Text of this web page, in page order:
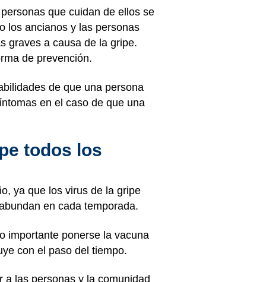
que cuidan de ellos se
los ancianos y las personas
graves a causa de la gripe.
de prevención.
de que una persona
en el caso de que una
todos los
ya que los virus de la gripe
en cada temporada.
importante ponerse la vacuna
con el paso del tiempo.
a las personas y la comunidad